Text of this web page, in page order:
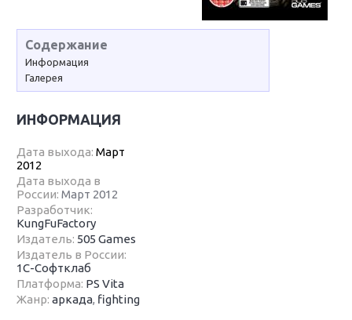
Содержание
Информация
Галерея
ИНФОРМАЦИЯ
Дата выхода:Март
2012
Дата выхода в
России:Март 2012
Разработчик:
KungFuFactory
Издатель: 505 Games
Издатель в России:
1C-Софтклаб
Платформа: PS Vita
Жанр:аркада, fighting